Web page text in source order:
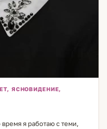
ЯСНОВИДЕНИЕ,
я работаю с теми,